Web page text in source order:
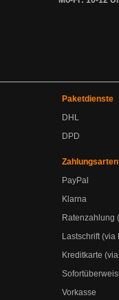
Paketdienste
DHL
DPD
Zahlungsarten
PayPal
Klarna
Ratenzahlung
Lastschrift
Kreditkarte
Vorkasse